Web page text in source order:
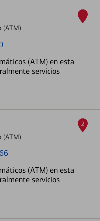
(ATM)
(ATM) en esta
servicios
1
(ATM)
(ATM) en esta
servicios
2